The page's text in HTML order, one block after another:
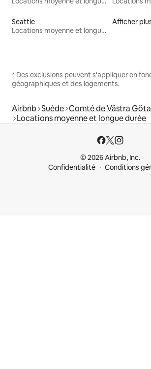
Seattle
Locations moyenne et longue durée
Afficher
* Des exclusions peuvent s'appliquer en
géographiques et des logements.
Airbnb Suède Comté de Västra
Locations moyenne et longue durée
© 2026 Airbnb, Inc.
Confidentialité
Conditions